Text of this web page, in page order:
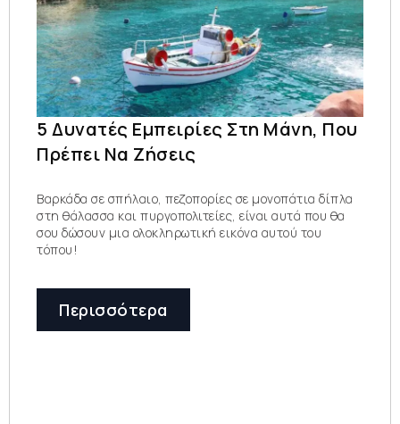
5 Δυνατές Εμπειρίες Στη Μάνη, Που
Πρέπει Να Ζήσεις
Βαρκάδα σε σπήλαιο, πεζοπορίες σε μονοπάτια δίπλα
στη θάλασσα και πυργοπολιτείες, είναι αυτά που θα
σου δώσουν μια ολοκληρωτική εικόνα αυτού του
τόπου!
Περισσότερα